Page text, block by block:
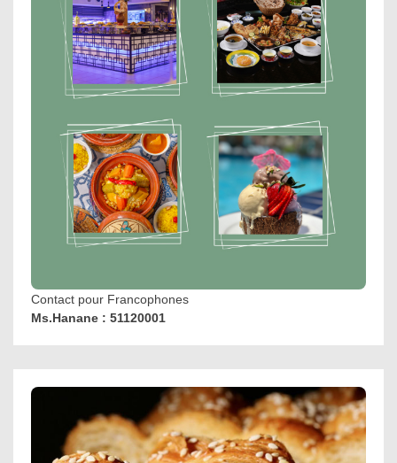
Contact pour Francophones
Ms.Hanane : 51120001